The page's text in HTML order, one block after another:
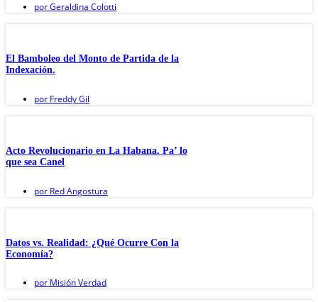
porGeraldina Colotti
El Bamboleo del Monto de Partida de la
Indexación.
por Freddy Gil
Acto Revolucionario en La Habana. Pa’ lo
que sea Canel
por Red Angostura
Datos vs. Realidad: ¿Qué Ocurre Con la
Economía?
por Misión Verdad